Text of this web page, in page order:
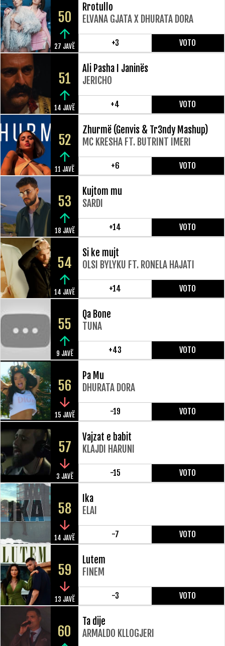
50
27 JAVË
Rrotullo
ELVANA GJATA X DHURATA DORA
+3 VOTO
51
14 JAVË
Ali Pasha I Janinës
JERICHO
+4 VOTO
52
11 JAVË
Zhurmë (Genvis & Tr3ndy Mashup)
MC KRESHA FT. BUTRINT IMERI
+6 VOTO
53
18 JAVË
Kujtom mu
SARDI
+14 VOTO
54
14 JAVË
Si ke mujt
OLSI BYLYKU FT. RONELA HAJATI
+14 VOTO
55
9 JAVË
Qa Bone
TUNA
+43 VOTO
56
15 JAVË
Pa Mu
DHURATA DORA
-19 VOTO
57
3 JAVË
Vajzat e babit
KLAJDI HARUNI
-15 VOTO
58
14 JAVË
Ika
ELAI
-7 VOTO
59
13 JAVË
Lutem
FINEM
-3 VOTO
60
Ta dije
ARMALDO KLLOGJERI